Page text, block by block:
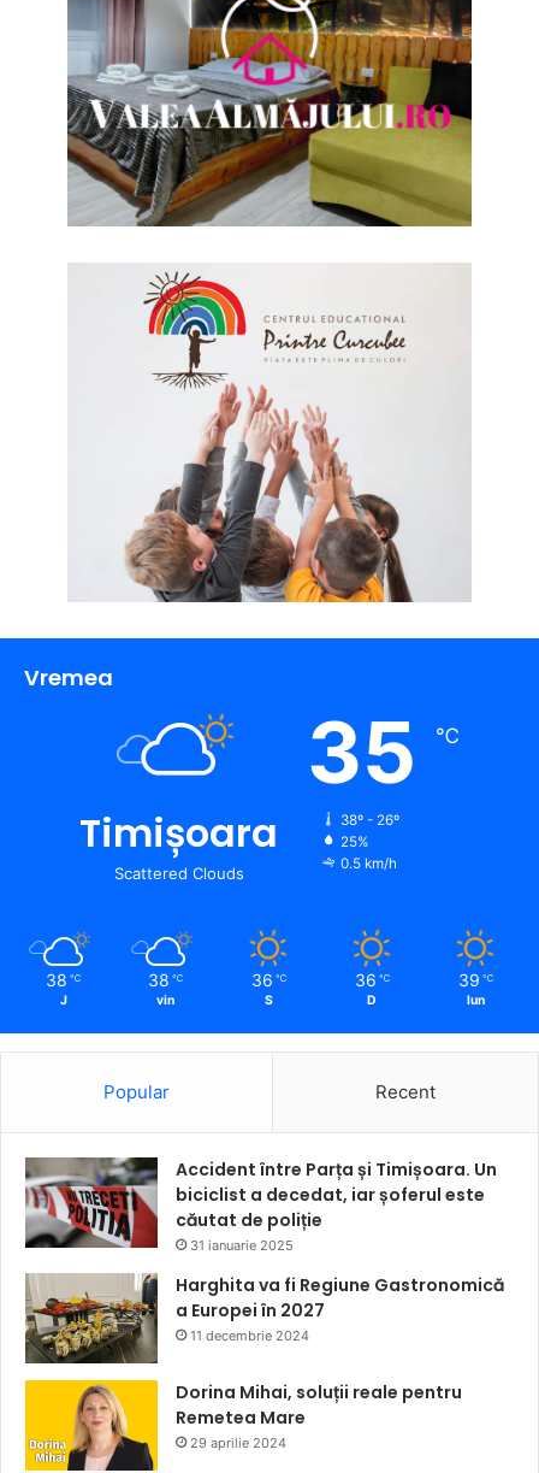
Vremea
Timișoara
Scattered Clouds
35 ℃
38º - 26º
25%
0.5 km/h
38 ℃
J
38 ℃
vin
36 ℃
S
36 ℃
D
39 ℃
lun
Popular Recent
Accident între Parța și Timișoara. Un
biciclist a decedat, iar șoferul este
căutat de poliție
31 ianuarie 2025
Harghita va fi Regiune Gastronomică
a Europei în 2027
11 decembrie 2024
Dorina Mihai, soluții reale pentru
Remetea Mare
29 aprilie 2024